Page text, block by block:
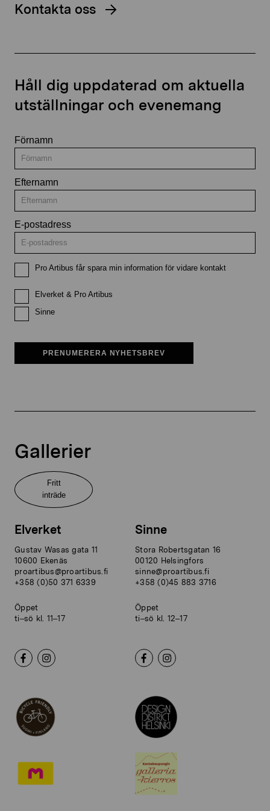
Kontakta oss
Håll dig uppdaterad om aktuella
utställningar och evenemang
Förnamn
Efternamn
E-postadress
Pro Artibus får spara min information för vidare kontakt
Elverket & Pro Artibus
Sinne
PRENUMERERA NYHETSBREV
Gallerier
Fritt
inträde
Elverket
Gustav Wasas gata 11
10600 Ekenäs
proartibus@proartibus.fi
+358 (0)50 371 6339
Öppet
ti–sö kl. 11–17
Sinne
Stora Robertsgatan 16
00120 Helsingfors
sinne@proartibus.fi
+358 (0)45 883 3716
Öppet
ti–sö kl. 12–17